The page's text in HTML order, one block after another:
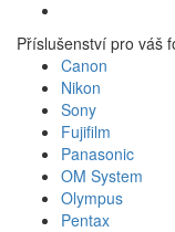
Příslušenství pro váš
Canon
Nikon
Sony
Fujifilm
Panasonic
OM System
Olympus
Pentax